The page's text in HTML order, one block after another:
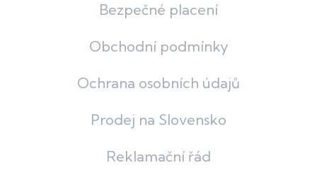
Bezpečné placení
Obchodní podmínky
Ochrana osobních údajů
Prodej na Slovensko
Reklamační řád